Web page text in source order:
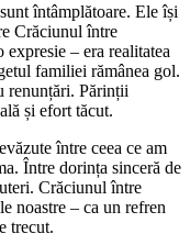
întâmplătoare. Ele își
Crăciunul între
– era realitatea
familiei rămânea gol.
renunțări. Părinții
și efort tăcut.
între ceea ce am
Între dorința sinceră de
Crăciunul între
noastre – ca un refren
trecut.